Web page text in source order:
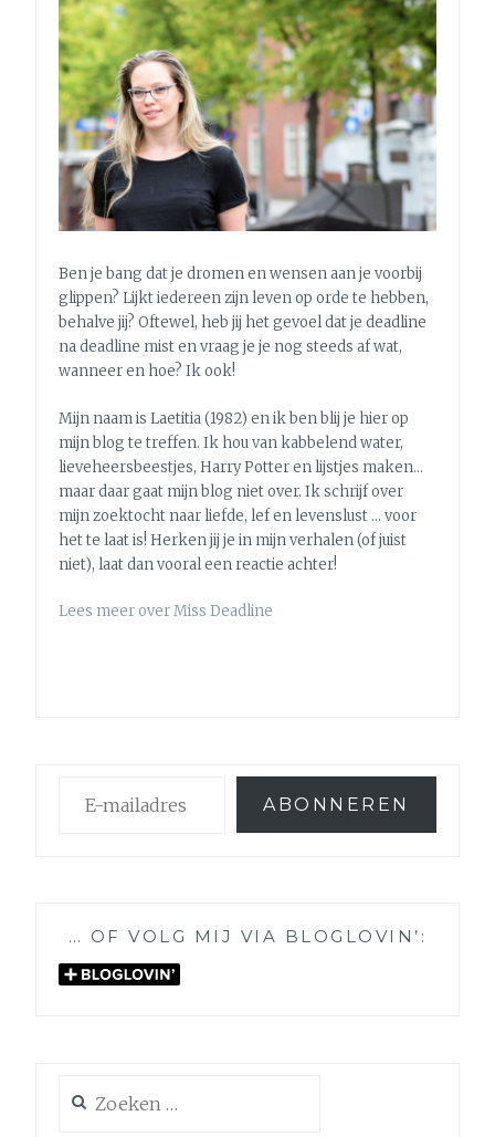
ALS
VOLWASSENE
TE
FUNCTIONEREN
+
BOEKENTIP
[DEEL
1]
Ben je bang dat je dromen en wensen aan je voorbij
glippen? Lijkt iedereen zijn leven op orde te hebben,
behalve jij? Oftewel, heb jij het gevoel dat je deadline
na deadline mist en vraag je je nog steeds af wat,
wanneer en hoe? Ik ook!
Mijn naam is Laetitia (1982) en ik ben blij je hier op
mijn blog te treffen. Ik hou van kabbelend water,
lieveheersbeestjes, Harry Potter en lijstjes maken…
maar daar gaat mijn blog niet over. Ik schrijf over
mijn zoektocht naar liefde, lef en levenslust … voor
het te laat is! Herken jij je in mijn verhalen (of juist
niet), laat dan vooral een reactie achter!
Lees meer over Miss Deadline
mailadres
ABONNEREN
… OF VOLG MIJ VIA BLOGLOVIN’:
naar: